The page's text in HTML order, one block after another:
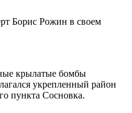
Борис Рожин в своем
крылатые бомбы
укрепленный район
пункта Сосновка.